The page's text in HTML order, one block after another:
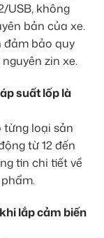
USB, không
bản của xe.
đảm bảo quy
zin xe.
suất lốp là
loại sản
từ 12 đến
tin chi tiết về
lắp cảm biến